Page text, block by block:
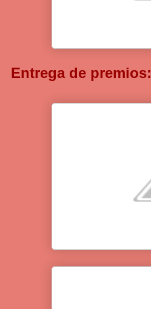
Entrega de premios: